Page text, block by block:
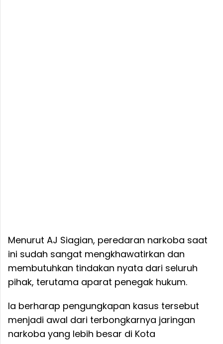
Menurut AJ Siagian, peredaran narkoba saat
ini sudah sangat mengkhawatirkan dan
membutuhkan tindakan nyata dari seluruh
pihak, terutama aparat penegak hukum.
Ia berharap pengungkapan kasus tersebut
menjadi awal dari terbongkarnya jaringan
narkoba yang lebih besar di Kota